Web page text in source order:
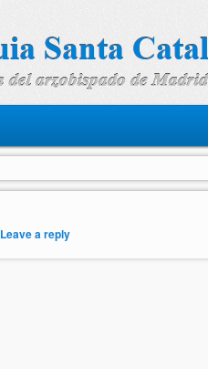
Leave a reply